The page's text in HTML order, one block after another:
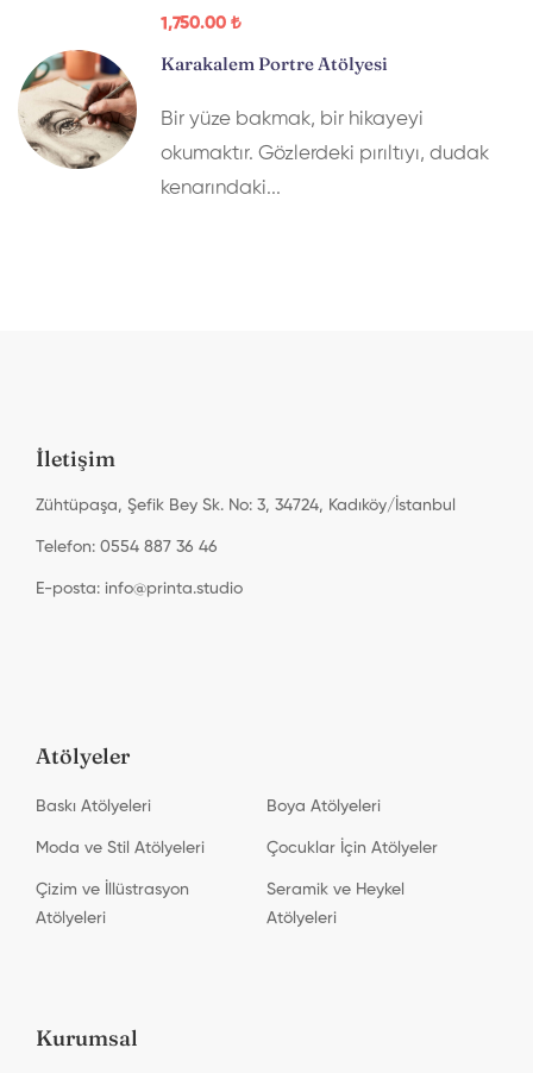
1,750.00 ₺
Karakalem Portre Atölyesi
Bir yüze bakmak, bir hikayeyi
okumaktır. Gözlerdeki pırıltıyı, dudak
kenarındaki...
İletişim
Zühtüpaşa, Şefik Bey Sk. No: 3, 34724, Kadıköy/İstanbul
Telefon: 0554 887 36 46
E-posta: info@printa.studio
Atölyeler
Baskı Atölyeleri Boya Atölyeleri
Moda ve Stil Atölyeleri Çocuklar İçin Atölyeler
Çizim ve İllüstrasyon
Atölyeleri
Seramik ve Heykel
Atölyeleri
Kurumsal